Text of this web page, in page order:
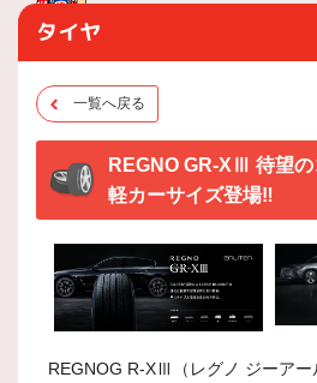
タイヤ
一覧へ戻る
REGNO GR-XⅢ 待望の
軽カーサイズ登場‼
REGNOG R-XⅢ（レグノ ジーアー